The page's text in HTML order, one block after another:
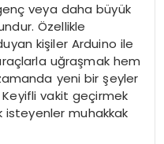
veya daha büyük
Özellikle
kişiler Arduino ile
uğraşmak hem
yeni bir şeyler
vakit geçirmek
muhakkak